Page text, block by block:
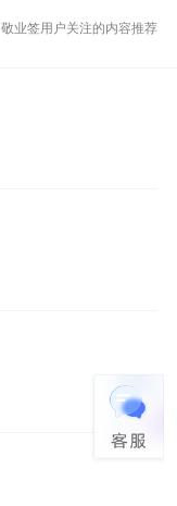
敬业签用户关注的内容推荐